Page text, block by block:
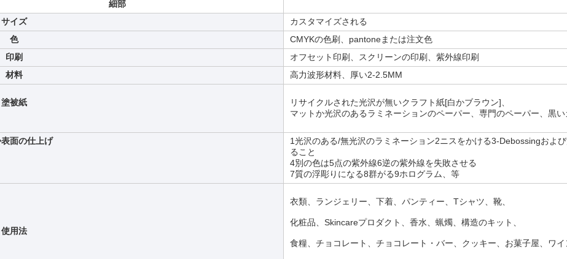
細部
サイズ
カスタマイズされる
色
CMYKの色刷、pantoneまたは注文色
印刷
オフセット印刷、スクリーンの印刷、紫外線印刷
材料
高力波形材料、厚い2-2.5MM
塗被紙
リサイクルされた光沢が無いクラフト紙[白かブラウン]、
マットか光沢のあるラミネーションのペーパー、専門のペーパー、黒
面の仕上げ
1光沢のある/無光沢のラミネーション2ニスをかける3-Debossingおよ
ること
4別の色は5点の紫外線6逆の紫外線を失敗させる
7質の浮彫りになる8群がる9ホログラム、等
使用法
衣類、ランジェリー、下着、パンティー、Tシャツ、靴、
化粧品、Skincareプロダクト、香水、蝋燭、構造のキット、
食糧、チョコレート、チョコレート・バー、クッキー、お菓子屋、ワイ